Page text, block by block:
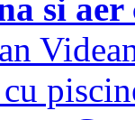
si